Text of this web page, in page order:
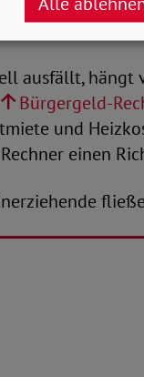
lassen
ausfällt, hängt
Bürgergeld-
und
einen